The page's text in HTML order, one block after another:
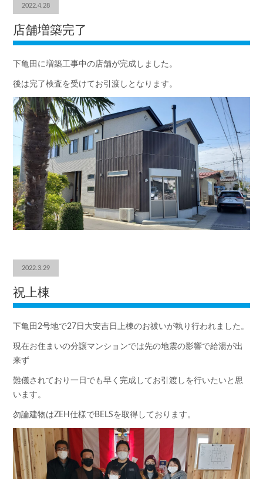
2022.4.28
店舗増築完了
下亀田に増築工事中の店舗が完成しました。
後は完了検査を受けてお引渡しとなります。
2022.3.29
祝上棟
下亀田2号地で27日大安吉日上棟のお祓いが執り行われました。
現在お住まいの分譲マンションでは先の地震の影響で給湯が出
来ず
難儀されており一日でも早く完成してお引渡しを行いたいと思
います。
勿論建物はZEH仕様でBELSを取得しております。